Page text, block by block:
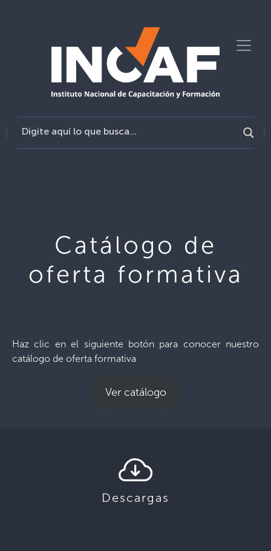
Catálogo de
oferta formativa
Haz clic en el siguiente botón para conocer nuestro
catálogo de oferta formativa
Ver catálogo
Descargas